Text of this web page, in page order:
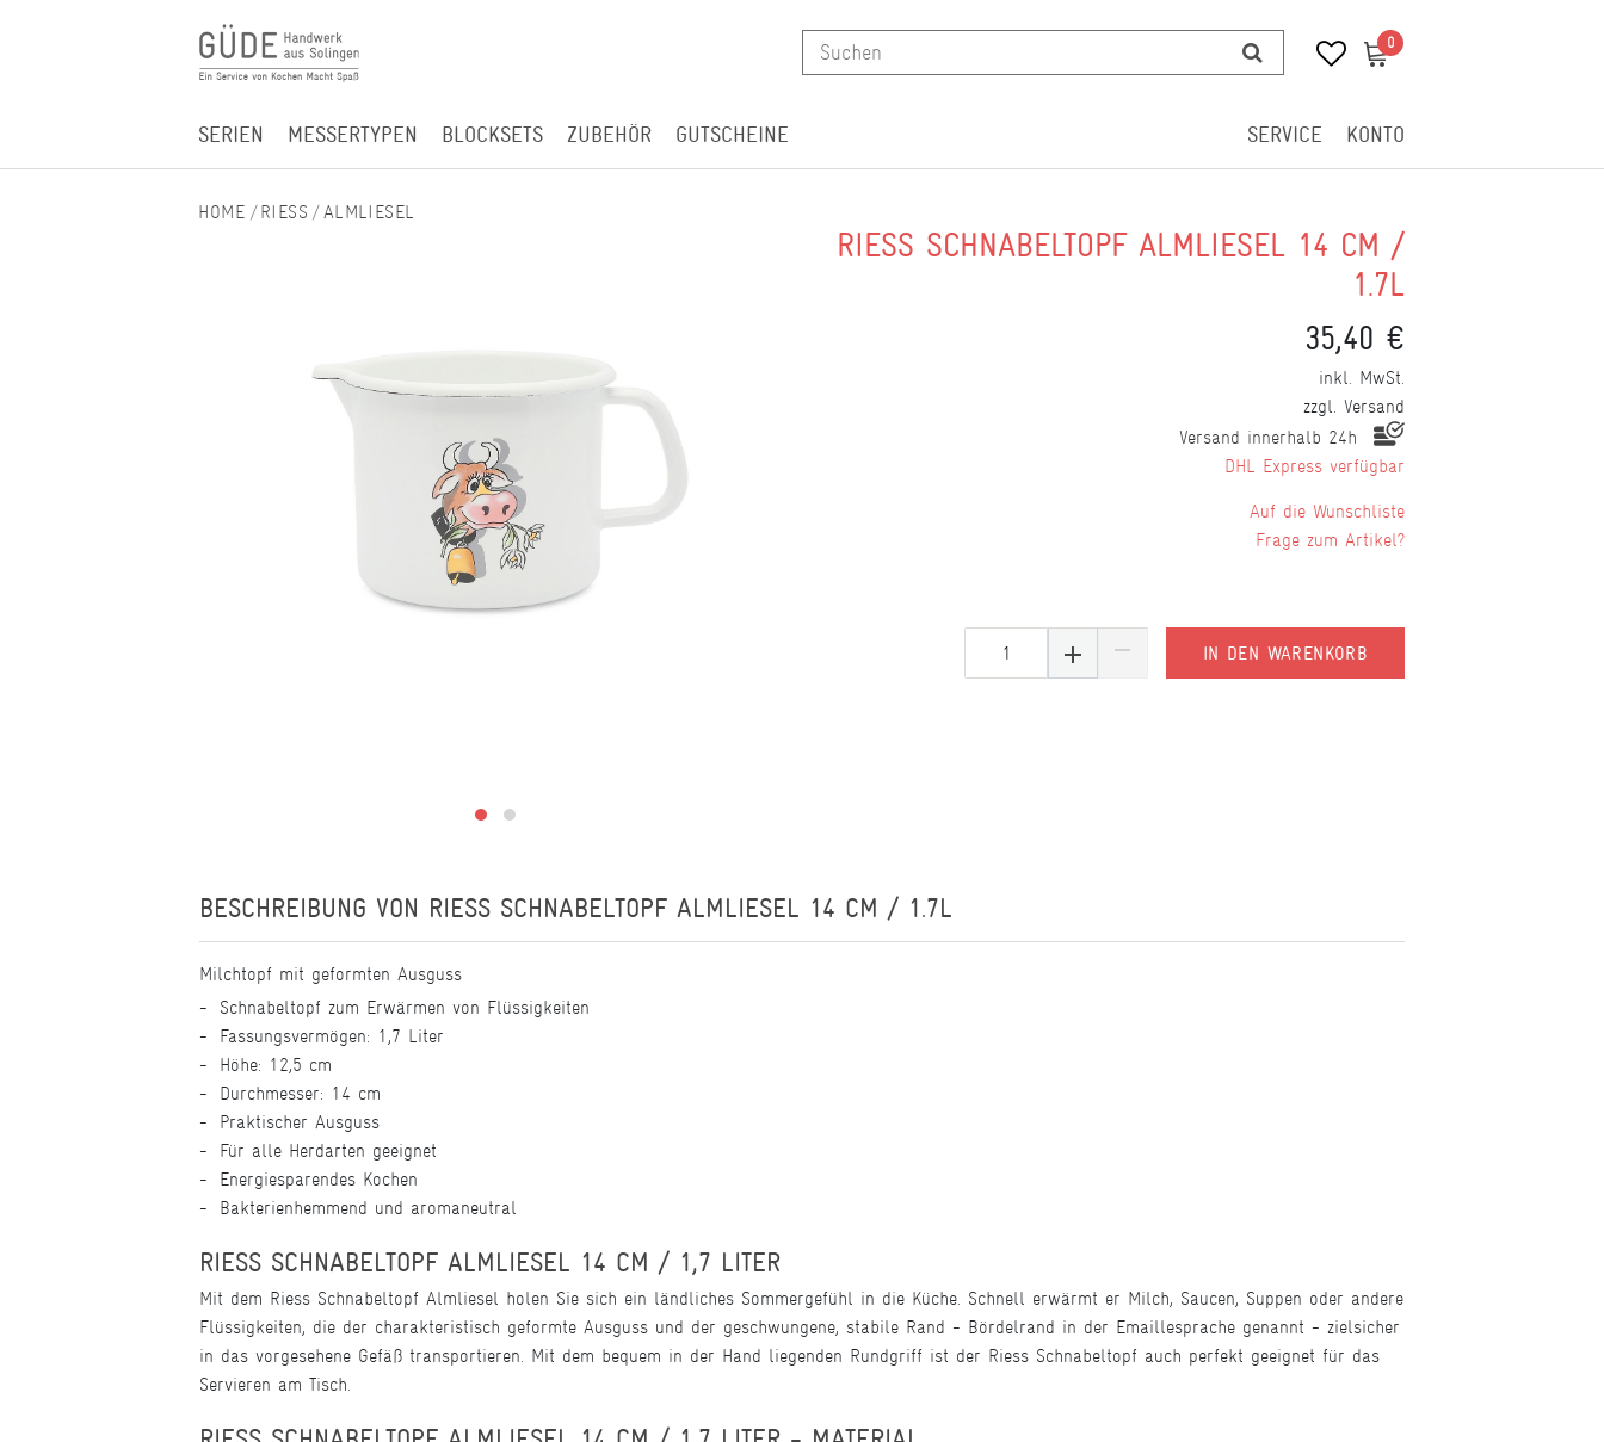
0 0
SERIEN MESSERTYPEN BLOCKSETS ZUBEHÖR GUTSCHEINE SERVICE KONTO
RIESS ALMLIESEL
RIESS SCHNABELTOPF ALMLIESEL 14 CM /
1.7L
35,40 €
inkl. MwSt.
zzgl. Versand
Versand innerhalb 24h
DHL Express verfügbar
IN DEN WARENKORB
Wunschliste
Frage zum Artikel?
BESCHREIBUNG VON RIESS SCHNABELTOPF ALMLIESEL 14 CM / 1.7L
Milchtopf mit geformten Ausguss
Schnabeltopf zum Erwärmen von Flüssigkeiten
Fassungsvermögen: 1,7 Liter
Höhe: 12,5 cm
Durchmesser: 14 cm
Praktischer Ausguss
Für alle Herdarten geeignet
Energiesparendes Kochen
Bakterienhemmend und aromaneutral
RIESS SCHNABELTOPF ALMLIESEL 14 CM / 1,7 LITER
Mit dem Riess Schnabeltopf Almliesel holen Sie sich ein ländliches Sommergefühl in die Küche. Schnell erwärmt er Milch, Saucen, Suppen oder andere
Flüssigkeiten, die der charakteristisch geformte Ausguss und der geschwungene, stabile Rand - Bördelrand in der Emaillesprache genannt - zielsicher
in das vorgesehene Gefäß transportieren. Mit dem bequem in der Hand liegenden Rundgriff ist der Riess Schnabeltopf auch perfekt geeignet für das
Servieren am Tisch.